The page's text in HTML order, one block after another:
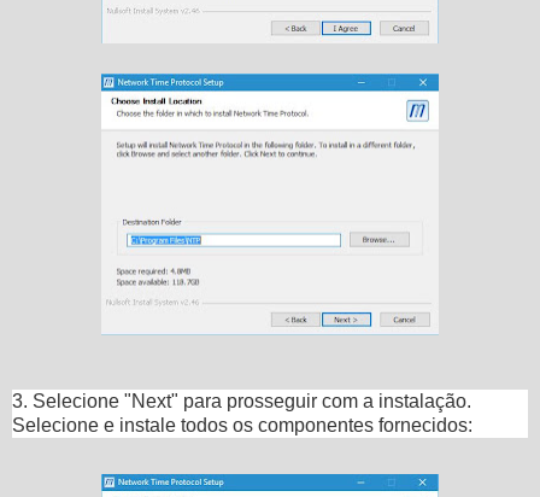
3. Selecione "Next" para prosseguir com a instalação.
Selecione e instale todos os componentes fornecidos: